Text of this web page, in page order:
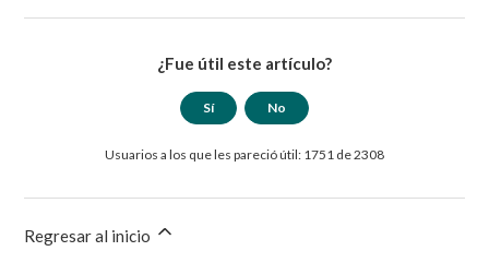
¿Fue útil este artículo?
Sí No
Usuarios a los que les pareció útil: 1751 de 2308
Regresar al inicio